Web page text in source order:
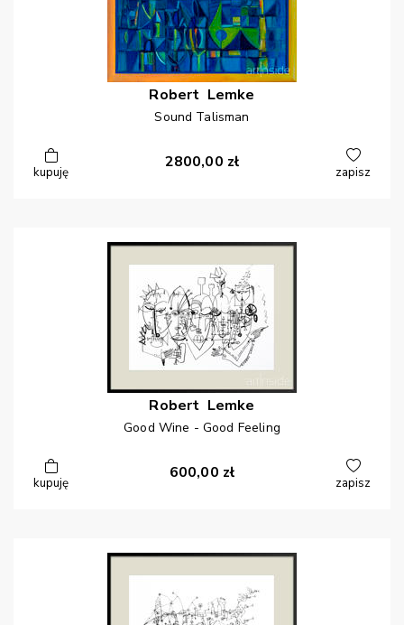
Robert Lemke
Sound Talisman
kupuję
2800,00 zł
zapisz
Robert Lemke
Good Wine - Good Feeling
kupuję
600,00 zł
zapisz